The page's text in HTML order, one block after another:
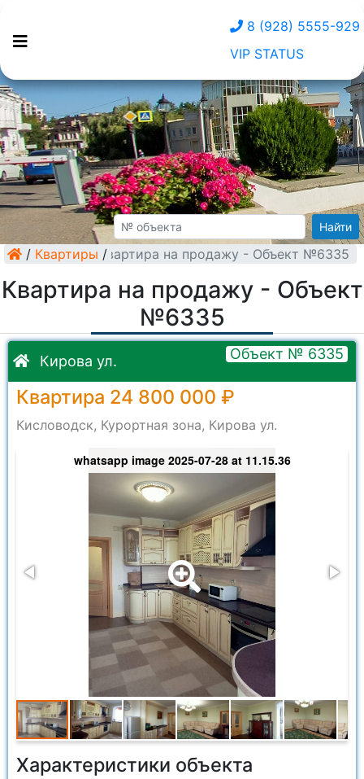
8 (928) 5555-929
VIP STATUS
Найти
/ Квартиры /
Квартира на продажу - Объект №6335
Квартира на продажу - Объект
№6335
Кирова ул. Объект № 6335
Квартира 24 800 000 ₽
Кисловодск, Курортная зона, Кирова ул.
whatsapp image 2025-07-28 at 11.15.36
Характеристики объекта